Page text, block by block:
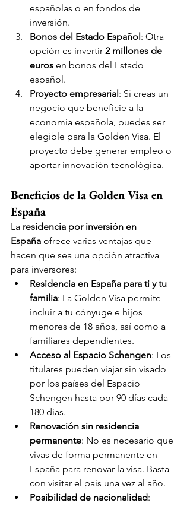
españolas o en fondos de
inversión.
Bonos del Estado Español: Otra
opción es invertir 2 millones de
euros en bonos del Estado
español.
Proyecto empresarial: Si creas un
negocio que beneficie a la
economía española, puedes ser
elegible para la Golden Visa. El
proyecto debe generar empleo o
aportar innovación tecnológica.
Beneficios de la Golden Visa en
España
La residencia por inversión en
España ofrece varias ventajas que
hacen que sea una opción atractiva
para inversores:
Residencia en España para ti y tu
familia: La Golden Visa permite
incluir a tu cónyuge e hijos
menores de 18 años, así como a
familiares dependientes.
Acceso al Espacio Schengen: Los
titulares pueden viajar sin visado
por los países del Espacio
Schengen hasta por 90 días cada
180 días.
Renovación sin residencia
permanente: No es necesario que
vivas de forma permanente en
España para renovar la visa. Basta
con visitar el país una vez al año.
Posibilidad de nacionalidad: